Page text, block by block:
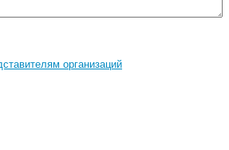
организаций